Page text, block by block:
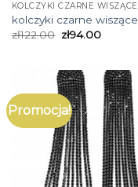
KOLCZYKI CZARNE WISZĄCE
kolczyki czarne wiszące
zł122.00 zł94.00
Promocja!